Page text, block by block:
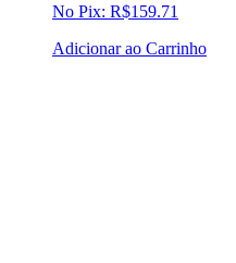
No Pix: R$159.71
Adicionar ao Carrinho